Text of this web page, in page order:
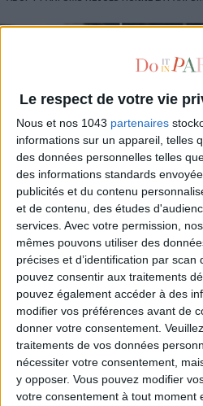
Le respect de votre vie
Nous et nos 1043 partenaires
informations sur un appareil, telles
des données personnelles telles
des informations standards
publicités et du contenu
et de contenu, des études
services. Avec votre permission,
mêmes pouvons utiliser des
précises et d’identification par
pouvez consentir aux traitements
pouvez également accéder à des
modifier vos préférences avant de
donner votre consentement.
traitements de vos données
nécessiter votre consentement,
y opposer. Vous pouvez modifier
votre consentement à tout moment
TOUT CE QUE VOUS DEVEZ